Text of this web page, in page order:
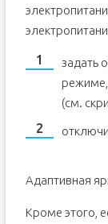
задать
режиме,
(см.
Адаптивная
Кроме этого,